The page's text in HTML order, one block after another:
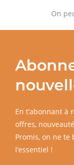
On
En t’abonnant à
offres,
Promis, on ne
l’essentiel !